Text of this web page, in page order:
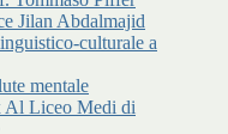
Jilan Abdalmajid
culturale a
mentale
Al Liceo Medi di